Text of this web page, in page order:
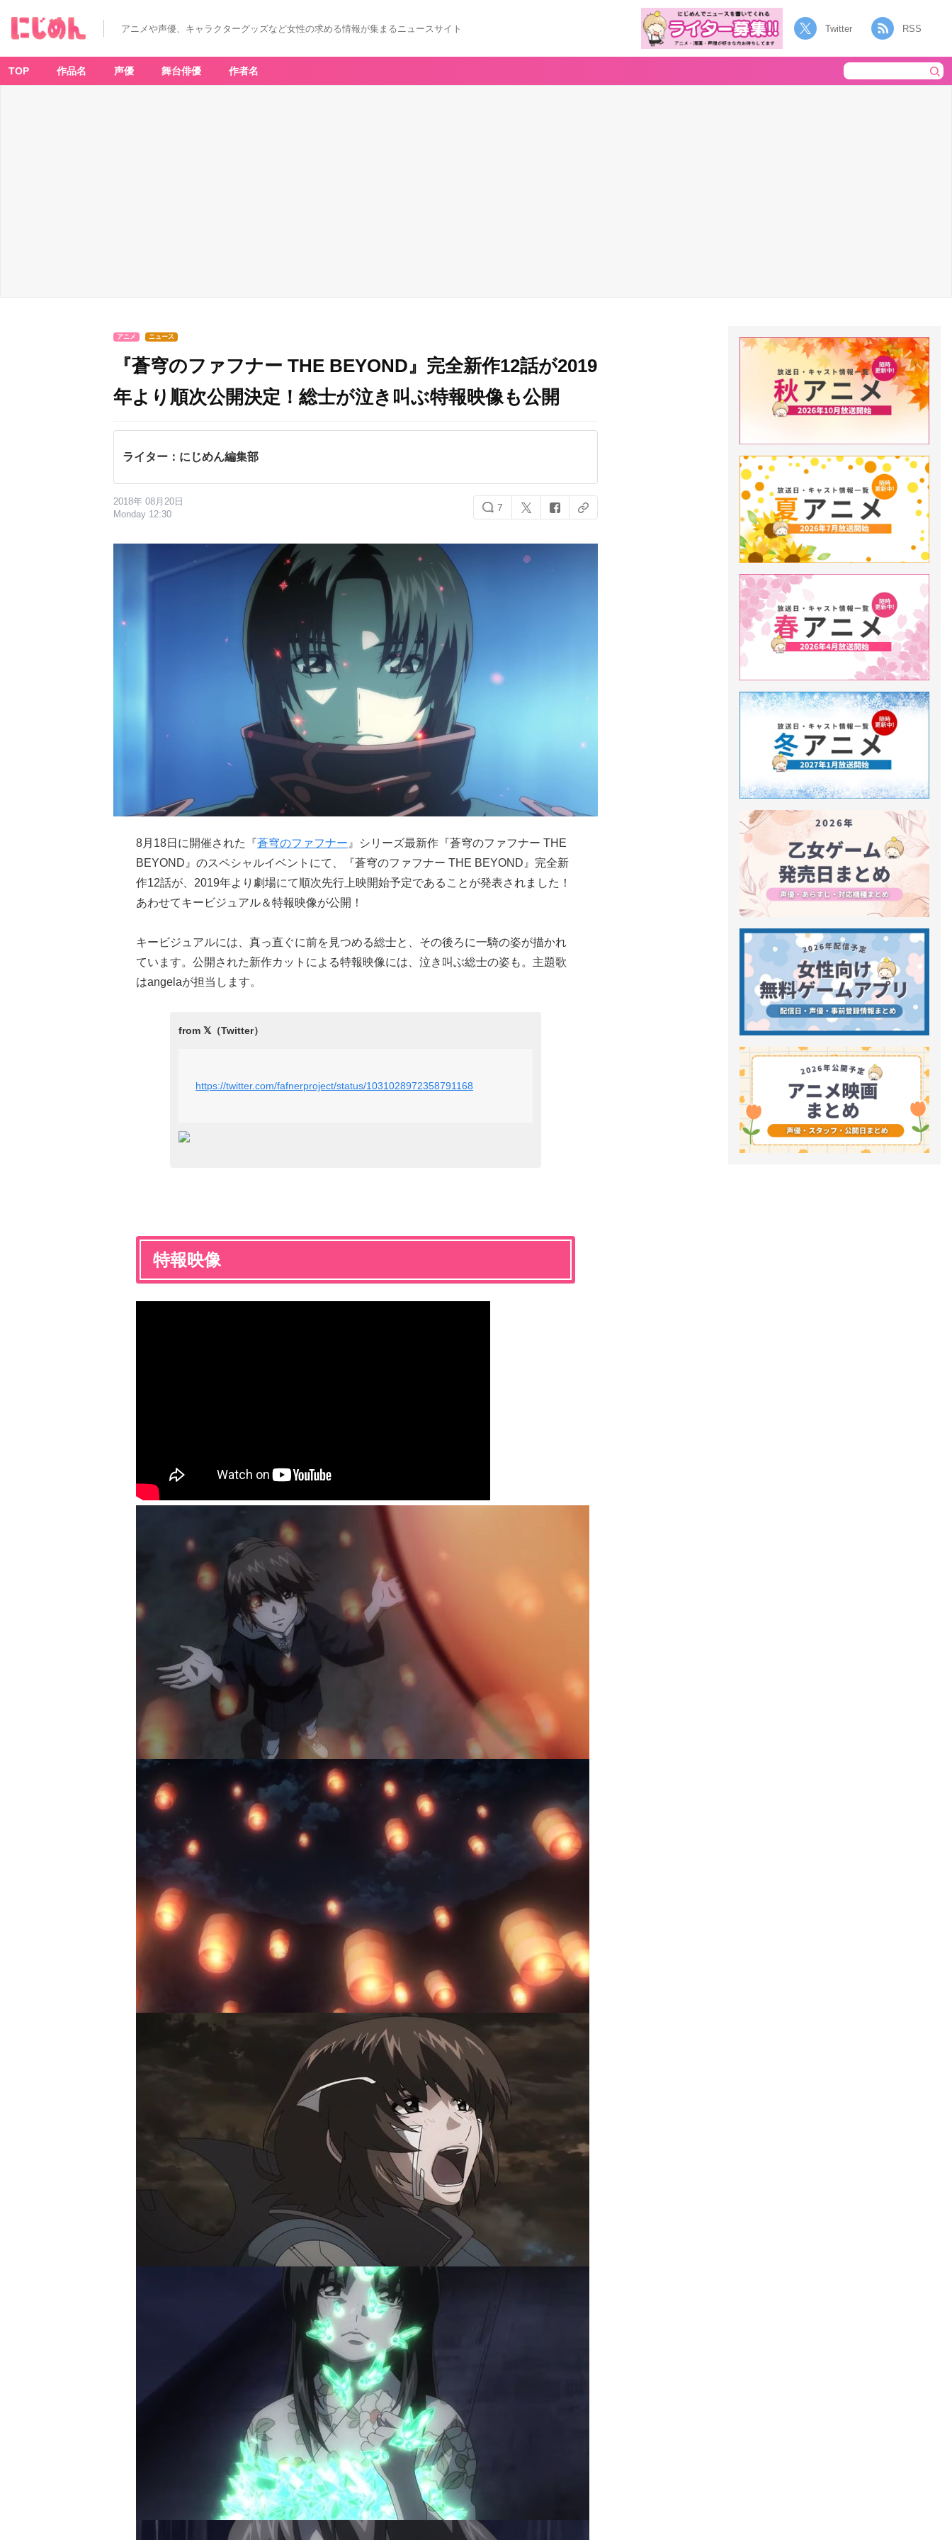
アニメや声優、キャラクターグッズなど女性の求める情報が集まるニュースサイト Twitter RSS
TOP 作品名 声優 舞台俳優 作者名
アニメ ニュース
『蒼穹のファフナー THE BEYOND』完全新作12話が2019
年より順次公開決定！​総士が泣き叫ぶ特報映像も公開
ライター：にじめん編集部
2018年 08月20日
Monday 12:30
7
8月18日に開催された『蒼穹のファフナー 』シリーズ最新作『蒼穹のファフナー THE
BEYOND』のスペシャルイベントにて、『蒼穹のファフナー THE BEYOND』完全新
作12話が、2019年より劇場にて順次先行上映開始予定であることが発表されました！
あわせてキービジュアル＆特報映像が公開！
キービジュアルには、真っ直ぐに前を見つめる総士と、その後ろに一騎の姿が描かれ
ています。公開された新作カットによる特報映像には、泣き叫ぶ総士の姿も。主題歌
はangelaが担当します。
https://twitter.com/fafnerproject/status/1031028972358791168
特報映像